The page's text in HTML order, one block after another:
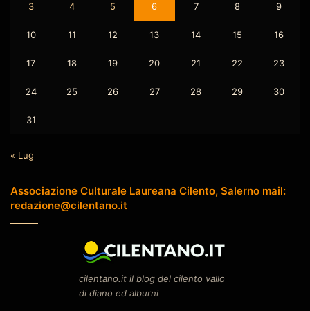
3 4 5 6 7 8 9
10 11 12 13 14 15 16
17 18 19 20 21 22 23
24 25 26 27 28 29 30
31
« Lug
Associazione Culturale Laureana Cilento, Salerno mail:
redazione@cilentano.it
cilentano.it il blog del cilento vallo
di diano ed alburni